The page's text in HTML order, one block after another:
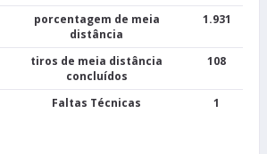
porcentagem de meia
distância
1.931
tiros de meia distância
concluídos
108
Faltas Técnicas 1